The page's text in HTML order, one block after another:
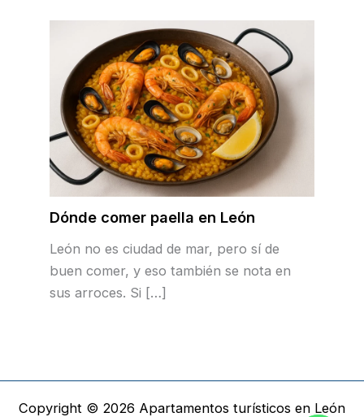
Dónde comer paella en León
León no es ciudad de mar, pero sí de
buen comer, y eso también se nota en
sus arroces. Si […]
Copyright © 2026 Apartamentos turísticos en León